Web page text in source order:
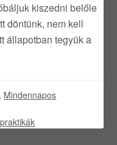
kiszedni belőle
döntünk, nem kell
állapotban tegyük a
, Mindennapos